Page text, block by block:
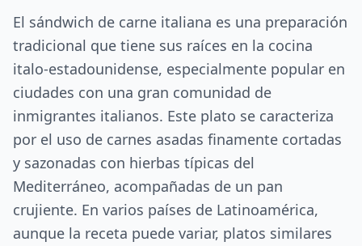
El sándwich de carne italiana es una preparación
tradicional que tiene sus raíces en la cocina
italo-estadounidense, especialmente popular en
ciudades con una gran comunidad de
inmigrantes italianos. Este plato se caracteriza
por el uso de carnes asadas finamente cortadas
y sazonadas con hierbas típicas del
Mediterráneo, acompañadas de un pan
crujiente. En varios países de Latinoamérica,
aunque la receta puede variar, platos similares